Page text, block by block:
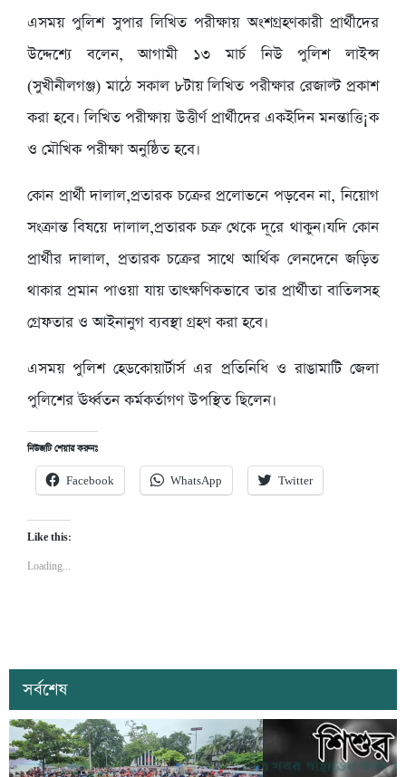
এসময় পুলিশ সুপার লিখিত পরীক্ষায় অংশগ্রহণকারী প্রার্থীদের
উদ্দেশ্যে বলেন, আগামী ১৩ মার্চ নিউ পুলিশ লাইন্স
(সুখীনীলগঞ্জ) মাঠে সকাল ৮টায় লিখিত পরীক্ষার রেজাল্ট প্রকাশ
করা হবে। লিখিত পরীক্ষায় উত্তীর্ণ প্রার্থীদের একইদিন মনন্তাত্তি¡ক
ও মৌখিক পরীক্ষা অনুষ্ঠিত হবে।
কোন প্রার্থী দালাল,প্রতারক চক্রের প্রলোভনে পড়বেন না, নিয়োগ
সংক্রান্ত বিষয়ে দালাল,প্রতারক চক্র থেকে দূরে থাকুন।যদি কোন
প্রার্থীর দালাল, প্রতারক চক্রের সাথে আর্থিক লেনদেনে জড়িত
থাকার প্রমান পাওয়া যায় তাৎক্ষণিকভাবে তার প্রার্থীতা বাতিলসহ
গ্রেফতার ও আইনানুগ ব্যবস্থা গ্রহণ করা হবে।
এসময় পুলিশ হেডকোয়ার্টার্স এর প্রতিনিধি ও রাঙামাটি জেলা
পুলিশের ঊর্ধ্বতন কর্মকর্তাগণ উপস্থিত ছিলেন।
নিউজটি শেয়ার করুনঃ
Facebook WhatsApp Twitter
Like this:
Loading...
সর্বশেষ